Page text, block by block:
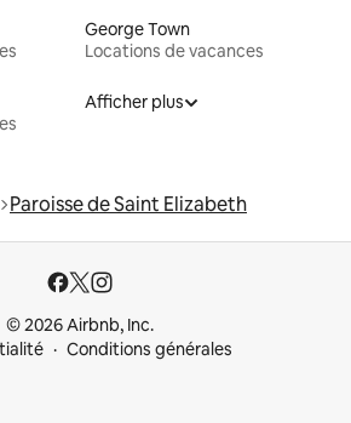
George Town
Locations de vacances
Afficher plus
Paroisse de Saint Elizabeth
© 2026 Airbnb, Inc.
Conditions générales